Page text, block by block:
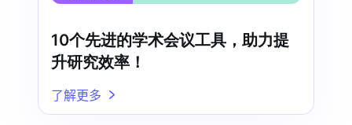
10个先进的学术会议工具，助力提
升研究效率！
了解更多